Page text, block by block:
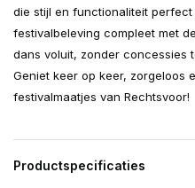
die stijl en functionaliteit perfect
festivalbeleving compleet met
dans voluit, zonder concessies
Geniet keer op keer, zorgeloos
festivalmaatjes van Rechtsvoor!
Productspecificaties